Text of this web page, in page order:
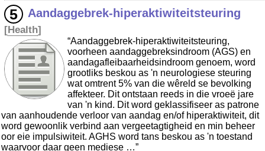
Aandaggebrek-hiperaktiwiteitsteuring
[Health]
“Aandaggebrek-hiperaktiwiteitsteuring,
voorheen aandaggebreksindroom (AGS) en
aandagafleibaarheidsindroom genoem, word
grootliks beskou as 'n neurologiese steuring
wat omtrent 5% van die wêreld se bevolking
affekteer. Dit ontstaan reeds in die vroeë jare
van 'n kind. Dit word geklassifiseer as patrone
van aanhoudende verloor van aandag en/of hiperaktiwiteit, dit
word gewoonlik verbind aan vergeetagtigheid en min beheer
oor eie impulsiwiteit. AGHS word tans beskou as 'n toestand
waarvoor daar geen mediese …”